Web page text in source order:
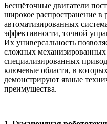
Бесщёточные двигатели
широкое распространение в
автоматизированных
эффективности, точной
Их универсальность
сложных механизированных
специализированных
ключевые области, в
демонстрируют явные
преимущества.